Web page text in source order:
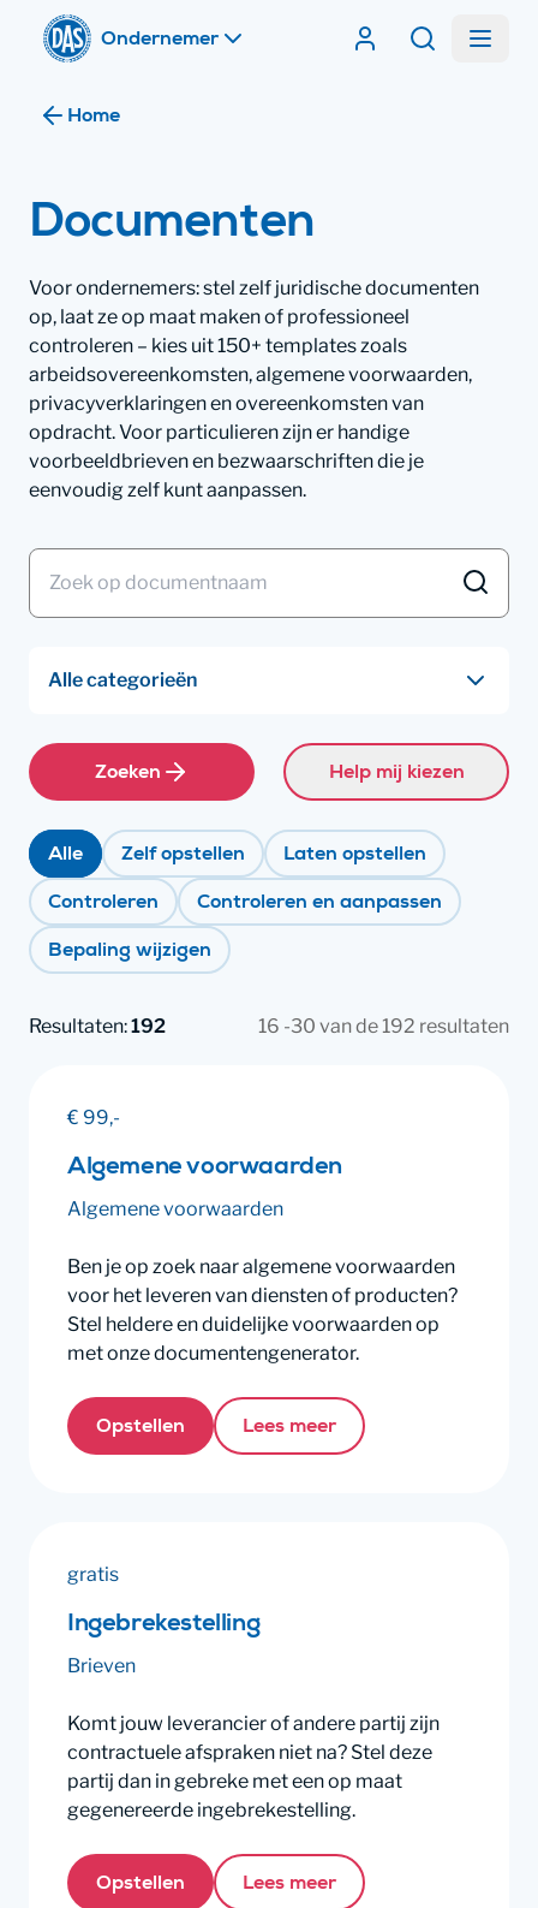
Home
Contracten van
ZoekenMenu
Home
Documenten
Voor ondernemers: stel zelf juridische documenten
op, laat ze op maat maken of professioneel
controleren – kies uit 150+ templates zoals
arbeidsovereenkomsten, algemene voorwaarden,
privacyverklaringen en overeenkomsten van
opdracht. Voor particulieren zijn er handige
voorbeeldbrieven en bezwaarschriften die je
eenvoudig zelf kunt aanpassen.
Zoeken Help mij kiezen
Alle Zelf opstellen Laten opstellen
Controleren Controleren en aanpassen
Bepaling wijzigen
Resultaten:192 16 -30 van de 192 resultaten
€ 99,-
Algemene voorwaarden
Algemene voorwaarden
Ben je op zoek naar algemene voorwaarden
voor het leveren van diensten of producten?
Stel heldere en duidelijke voorwaarden op
met onze documentengenerator.
Opstellen Lees meer
gratis
Ingebrekestelling
Brieven
Komt jouw leverancier of andere partij zijn
contractuele afspraken niet na? Stel deze
partij dan in gebreke met een op maat
gegenereerde ingebrekestelling.
Opstellen Lees meer